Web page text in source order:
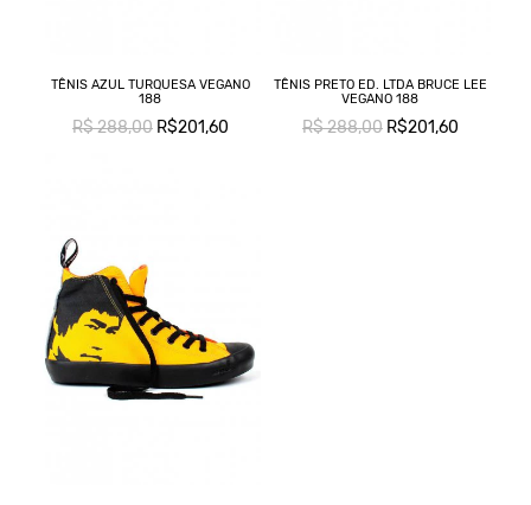
TÊNIS AZUL TURQUESA VEGANO
188
R$ 288,00R$201,60
TÊNIS PRETO ED. LTDA BRUCE LEE
VEGANO 188
R$ 288,00R$201,60